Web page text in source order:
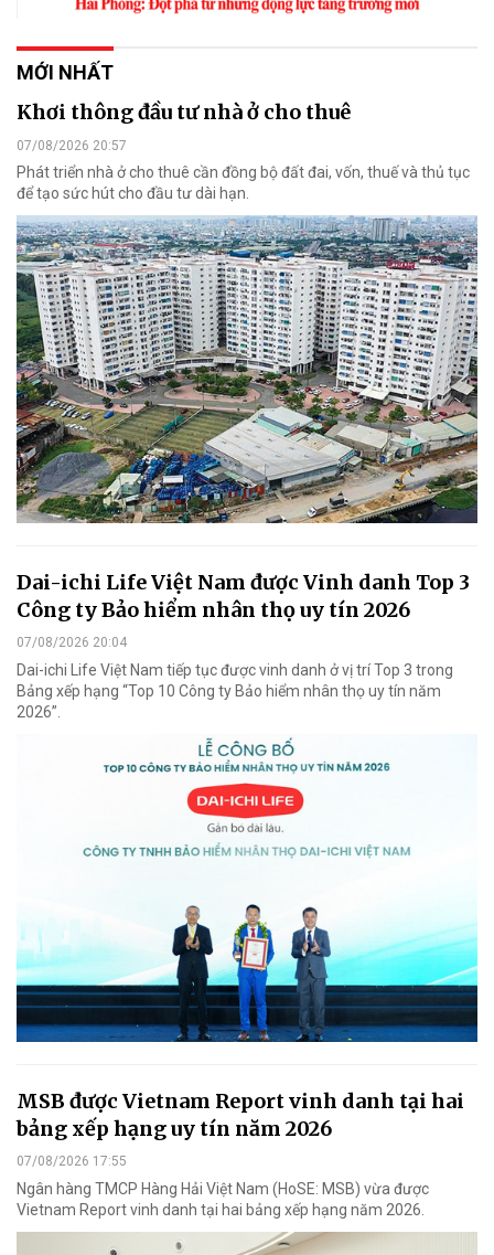
MỚI NHẤT
Khơi thông đầu tư nhà ở cho thuê
07/08/2026 20:57
Phát triển nhà ở cho thuê cần đồng bộ đất đai, vốn, thuế và thủ tục
để tạo sức hút cho đầu tư dài hạn.
Dai-ichi Life Việt Nam được Vinh danh Top 3
Công ty Bảo hiểm nhân thọ uy tín 2026
07/08/2026 20:04
Dai-ichi Life Việt Nam tiếp tục được vinh danh ở vị trí Top 3 trong
Bảng xếp hạng “Top 10 Công ty Bảo hiểm nhân thọ uy tín năm
2026”.
MSB được Vietnam Report vinh danh tại hai
bảng xếp hạng uy tín năm 2026
07/08/2026 17:55
Ngân hàng TMCP Hàng Hải Việt Nam (HoSE: MSB) vừa được
Vietnam Report vinh danh tại hai bảng xếp hạng năm 2026.